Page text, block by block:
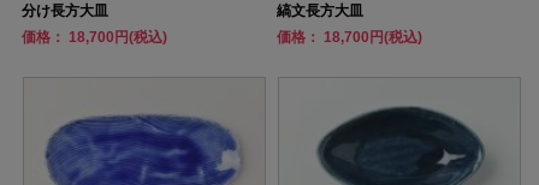
分け長方大皿
価格： 18,700円(税込)
縞文長方大皿
価格： 18,700円(税込)